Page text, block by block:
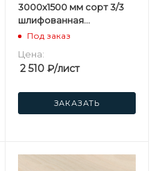
3000х1500 мм сорт 3/3
шлифованная
березовая
Под заказ
Цена:
2 510₽/лист
ЗАКАЗАТЬ